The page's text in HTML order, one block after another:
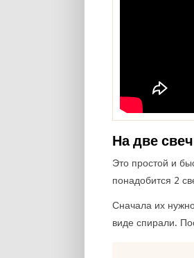
На две
Это простой и
понадобится 2
Сначала их
виде спирали.